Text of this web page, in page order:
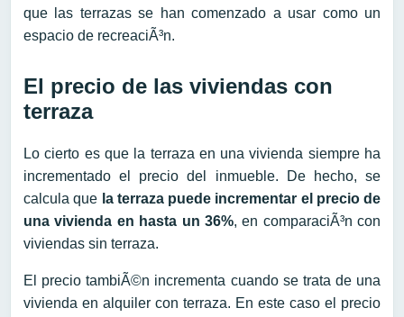
que las terrazas se han comenzado a usar como un
espacio de recreaciÃ³n.
El precio de las viviendas con
terraza
Lo cierto es que la terraza en una vivienda siempre ha
incrementado el precio del inmueble. De hecho, se
calcula que la terraza puede incrementar el precio de
una vivienda en hasta un 36%, en comparaciÃ³n con
viviendas sin terraza.
El precio tambiÃ©n incrementa cuando se trata de una
vivienda en alquiler con terraza. En este caso el precio